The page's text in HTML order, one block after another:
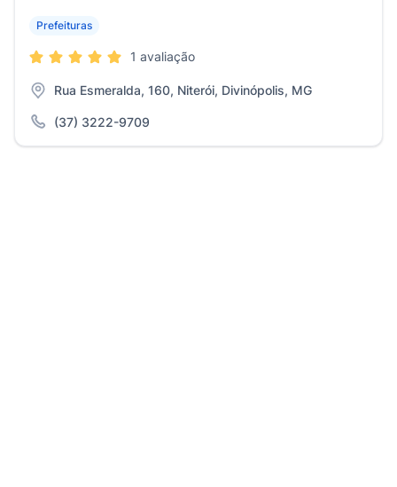
Prefeituras
1 avaliação
Rua Esmeralda, 160, Niterói, Divinópolis, MG
(37) 3222-9709